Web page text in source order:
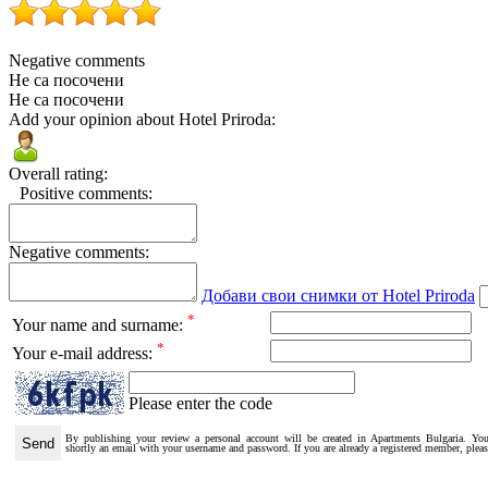
Negative comments
Не са посочени
Не са посочени
Add your opinion about Hotel Priroda:
Overall rating:
Positive comments:
Negative comments:
Добави свои снимки от Hotel Priroda
Your name and surname: *
Your e-mail address: *
Please enter the code
By publishing your review a personal account will be created in Apartments Bulgaria.
shortly an email with your username and password. If you are already a registered member,